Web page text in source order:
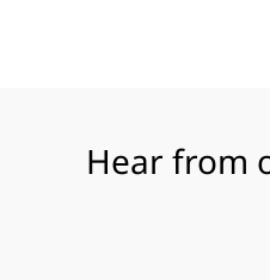
Hear from